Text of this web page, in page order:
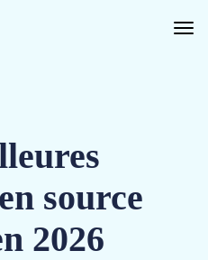
source
2026